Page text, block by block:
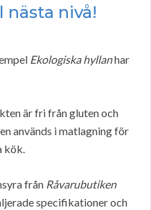
nivå!
Ekologiska hyllanhar
är fri från gluten och
används i matlagning för
kök.
från Råvarubutiken
specifikationer och